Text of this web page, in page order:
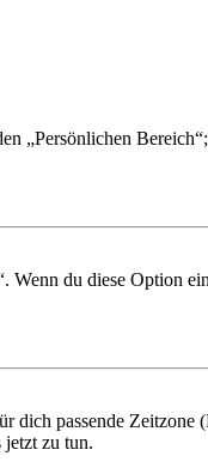
„Persönlichen
du diese Option
dich passende
jetzt zu tun.